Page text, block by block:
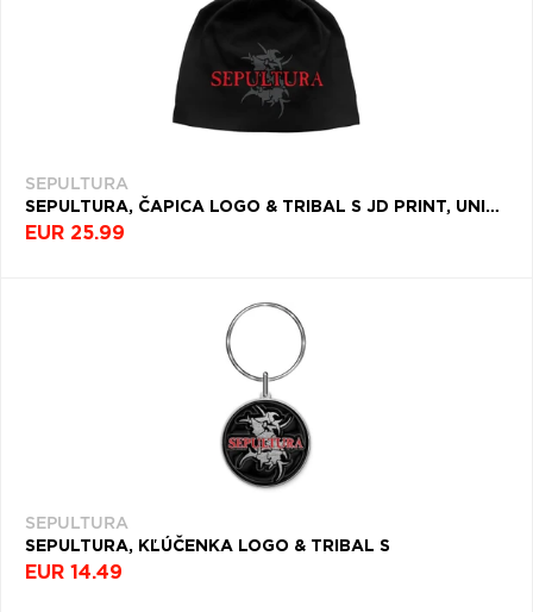
SEPULTURA
SEPULTURA, ČAPICA LOGO & TRIBAL S JD PRINT, UNISEX, ČIERNA
EUR 25.99
SEPULTURA
SEPULTURA, KĽÚČENKA LOGO & TRIBAL S
EUR 14.49